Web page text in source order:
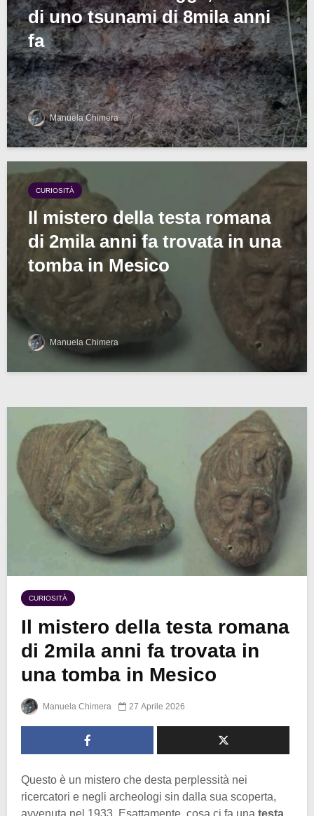
di uno tsunami di 8mila anni
fa
Manuela Chimera
CURIOSITÀ
Il mistero della testa romana
di 2mila anni fa trovata in una
tomba in Mesico
Manuela Chimera
CURIOSITÀ
Il mistero della testa romana
di 2mila anni fa trovata in
una tomba in Mesico
Manuela Chimera 27 Aprile 2026
Questo è un mistero che desta perplessità nei
ricercatori e negli archeologi sin dalla sua scoperta,
avvenuta nel 1933. Esattamente, cosa ci fa una testa